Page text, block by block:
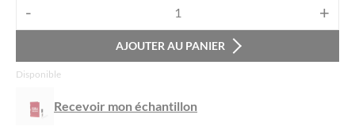
Eau
Cendrée
- +
AJOUTER AU PANIER
Disponible
Recevoir mon échantillon
Nom*
E-mail*